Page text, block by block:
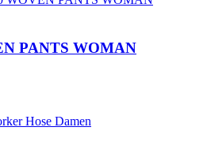
PANTS WOMAN